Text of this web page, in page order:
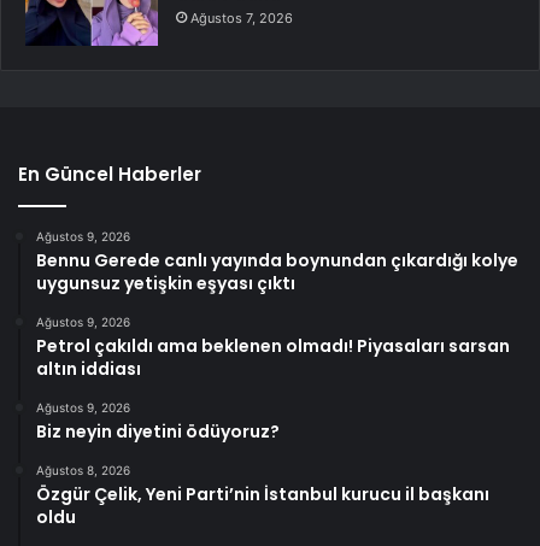
Ağustos 7, 2026
En Güncel Haberler
Ağustos 9, 2026
Bennu Gerede canlı yayında boynundan çıkardığı kolye
uygunsuz yetişkin eşyası çıktı
Ağustos 9, 2026
Petrol çakıldı ama beklenen olmadı! Piyasaları sarsan
altın iddiası
Ağustos 9, 2026
Biz neyin diyetini ödüyoruz?
Ağustos 8, 2026
Özgür Çelik, Yeni Parti’nin İstanbul kurucu il başkanı
oldu